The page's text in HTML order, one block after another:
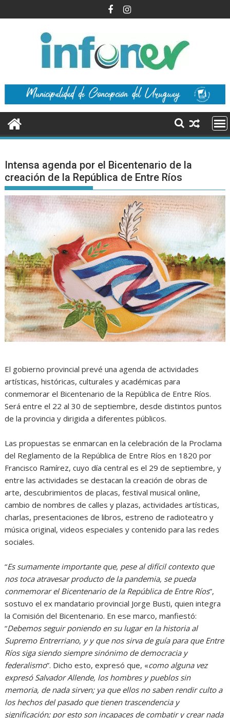
al
Intensa agenda por el Bicentenario de la
creación de la República de Entre Ríos
El gobierno provincial prevé una agenda de actividades
artísticas, históricas, culturales y académicas para
conmemorar el Bicentenario de la República de Entre Ríos.
Será entre el 22 al 30 de septiembre, desde distintos puntos
de la provincia y dirigida a diferentes públicos.
Las propuestas se enmarcan en la celebración de la Proclama
del Reglamento de la República de Entre Ríos en 1820 por
Francisco Ramírez, cuyo día central es el 29 de septiembre, y
entre las actividades se destacan la creación de obras de
arte, descubrimientos de placas, festival musical online,
cambio de nombres de calles y plazas, actividades artísticas,
charlas, presentaciones de libros, estreno de radioteatro y
música original, videos especiales y contenido para las redes
sociales.
“Es sumamente importante que, pese al difícil contexto que
nos toca atravesar producto de la pandemia, se pueda
conmemorar el Bicentenario de la República de Entre Ríos”,
sostuvo el ex mandatario provincial Jorge Busti, quien integra
la Comisión del Bicentenario. En ese marco, manfiestó:
“Debemos seguir poniendo en su lugar en la historia al
Supremo Entrerriano, y y que nos sirva de guía para que Entre
Ríos siga siendo siempre sinónimo de democracia y
federalismo”. Dicho esto, expresó que, «como alguna vez
expresó Salvador Allende, los hombres y pueblos sin
memoria, de nada sirven; ya que ellos no saben rendir culto a
los hechos del pasado que tienen trascendencia y
significación; por esto son incapaces de combatir y crear nada